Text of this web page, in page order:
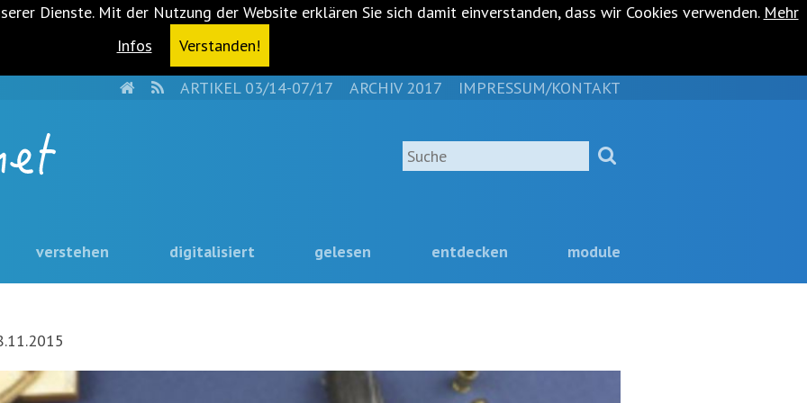
Dienste. Mit der Nutzung der Website erklären Sie sich damit einverstanden, dass wir Cookies verwenden. Mehr
Infos
Verstanden!
HOMERSSARTIKEL 03/14-07/17 ARCHIV 2017 IMPRESSUM/KONTAKT
Suche
verstehen digitalisiert gelesen entdecken module